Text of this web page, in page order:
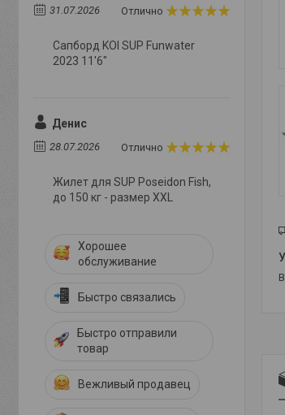
31.07.2026 Отлично
Сапборд KOI SUP Funwater
2023 11'6"
Денис
28.07.2026 Отлично
Жилет для SUP Poseidon Fish,
до 150 кг - размер XXL
Хорошее
обслуживание
Быстро связались
Быстро отправили
товар
Вежливый продавец